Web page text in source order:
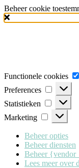
Beheer cookie
Functionele cookies
Preferences
Statistieken
Marketing
Beheer opties
Beheer diensten
Beheer
Lees meer over